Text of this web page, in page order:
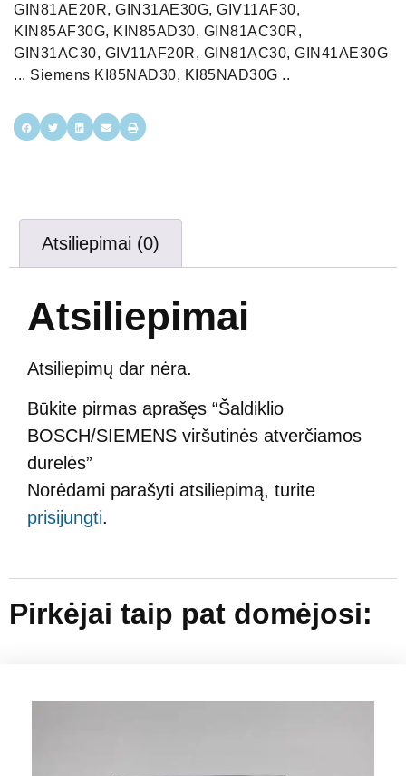
GIN81AE20R, GIN31AE30G, GIV11AF30,
KIN85AF30G, KIN85AD30, GIN81AC30R,
GIN31AC30, GIV11AF20R, GIN81AC30, GIN41AE30G
... Siemens KI85NAD30, KI85NAD30G ..
Atsiliepimai (0)
Atsiliepimai
Atsiliepimų dar nėra.
Būkite pirmas aprašęs “Šaldiklio
BOSCH/SIEMENS viršutinės atverčiamos
durelės”
Norėdami parašyti atsiliepimą, turite
prisijungti.
Pirkėjai taip pat domėjosi: